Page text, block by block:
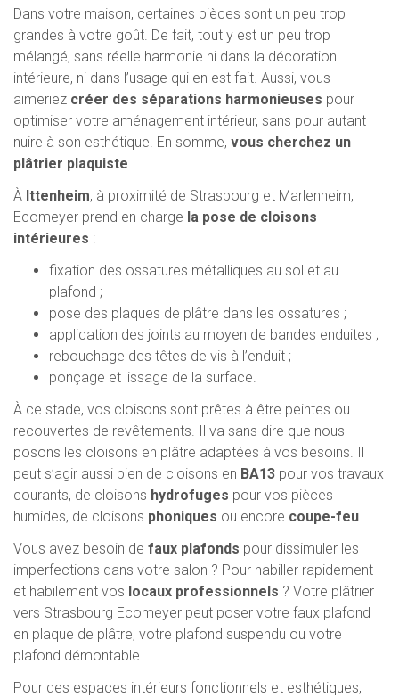
Dans votre maison, certaines pièces sont un peu trop
grandes à votre goût. De fait, tout y est un peu trop
mélangé, sans réelle harmonie ni dans la décoration
intérieure, ni dans l’usage qui en est fait. Aussi, vous
aimeriez créer des séparations harmonieuses pour
optimiser votre aménagement intérieur, sans pour autant
nuire à son esthétique. En somme, vous cherchez un
plâtrier plaquiste.
À Ittenheim, à proximité de Strasbourg et Marlenheim,
Ecomeyer prend en charge la pose de cloisons
intérieures :
fixation des ossatures métalliques au sol et au
plafond ;
pose des plaques de plâtre dans les ossatures ;
application des joints au moyen de bandes enduites ;
rebouchage des têtes de vis à l’enduit ;
ponçage et lissage de la surface.
À ce stade, vos cloisons sont prêtes à être peintes ou
recouvertes de revêtements. Il va sans dire que nous
posons les cloisons en plâtre adaptées à vos besoins. Il
peut s’agir aussi bien de cloisons en BA13 pour vos travaux
courants, de cloisons hydrofuges pour vos pièces
humides, de cloisons phoniques ou encore coupe-feu.
Vous avez besoin de faux plafonds pour dissimuler les
imperfections dans votre salon ? Pour habiller rapidement
et habilement vos locaux professionnels ? Votre plâtrier
vers Strasbourg Ecomeyer peut poser votre faux plafond
en plaque de plâtre, votre plafond suspendu ou votre
plafond démontable.
Pour des espaces intérieurs fonctionnels et esthétiques,